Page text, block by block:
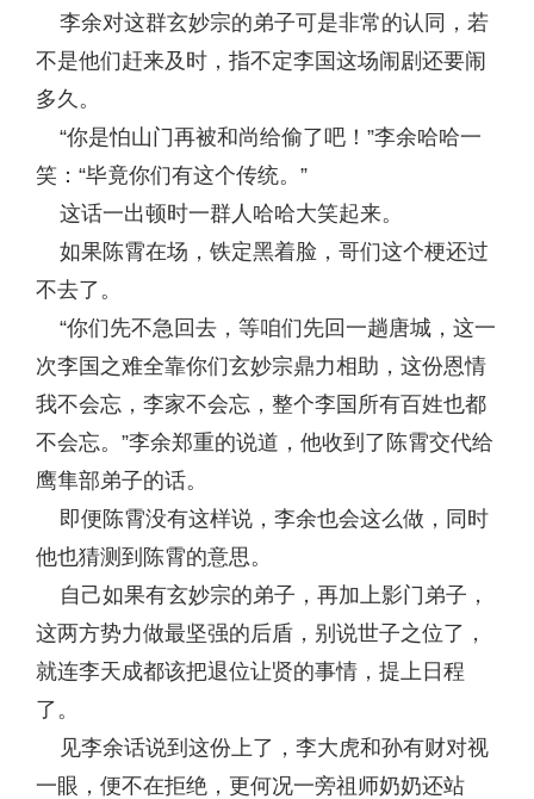
李余对这群玄妙宗的弟子可是非常的认同，若
不是他们赶来及时，指不定李国这场闹剧还要闹
多久。
“你是怕山门再被和尚给偷了吧！”李余哈哈一
笑：“毕竟你们有这个传统。”
这话一出顿时一群人哈哈大笑起来。
如果陈霄在场，铁定黑着脸，哥们这个梗还过
不去了。
“你们先不急回去，等咱们先回一趟唐城，这一
次李国之难全靠你们玄妙宗鼎力相助，这份恩情
我不会忘，李家不会忘，整个李国所有百姓也都
不会忘。”李余郑重的说道，他收到了陈霄交代给
鹰隼部弟子的话。
即便陈霄没有这样说，李余也会这么做，同时
他也猜测到陈霄的意思。
自己如果有玄妙宗的弟子，再加上影门弟子，
这两方势力做最坚强的后盾，别说世子之位了，
就连李天成都该把退位让贤的事情，提上日程
了。
见李余话说到这份上了，李大虎和孙有财对视
一眼，便不在拒绝，更何况一旁祖师奶奶还站